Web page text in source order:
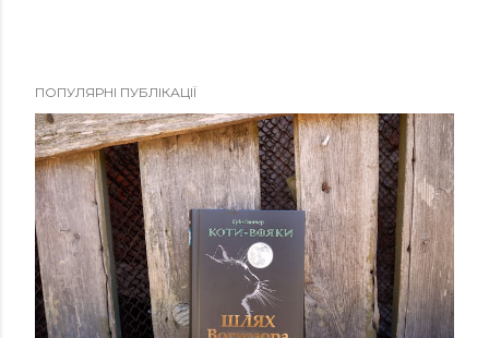
ПОПУЛЯРНІ ПУБЛІКАЦІЇ